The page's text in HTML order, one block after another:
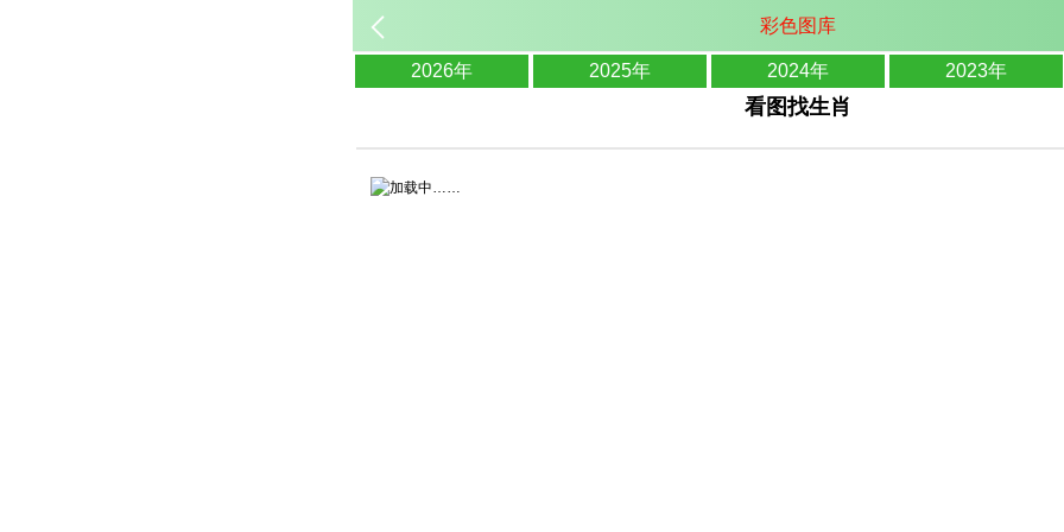
彩色图库
2026年 2025年 2024年 2023年
看图找生肖